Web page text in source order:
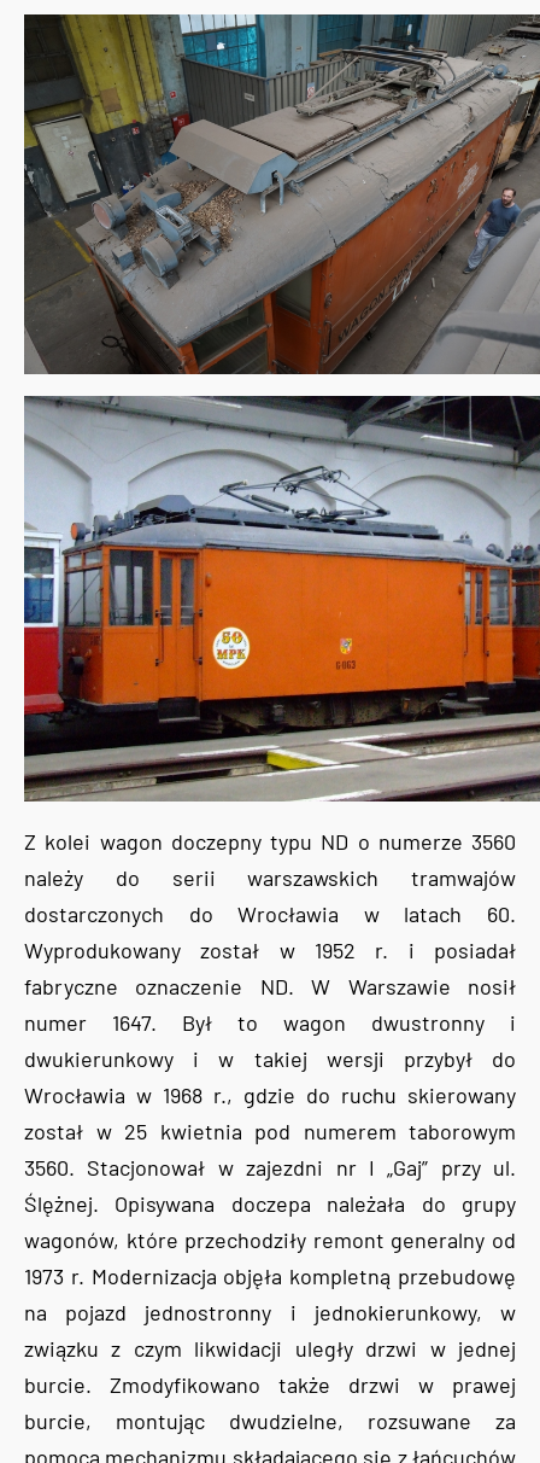
Z kolei wagon doczepny typu ND o numerze 3560
należy do serii warszawskich tramwajów
dostarczonych do Wrocławia w latach 60.
Wyprodukowany został w 1952 r. i posiadał
fabryczne oznaczenie ND. W Warszawie nosił
numer 1647. Był to wagon dwustronny i
dwukierunkowy i w takiej wersji przybył do
Wrocławia w 1968 r., gdzie do ruchu skierowany
został w 25 kwietnia pod numerem taborowym
3560. Stacjonował w zajezdni nr I „Gaj” przy ul.
Ślężnej. Opisywana doczepa należała do grupy
wagonów, które przechodziły remont generalny od
1973 r. Modernizacja objęła kompletną przebudowę
na pojazd jednostronny i jednokierunkowy, w
związku z czym likwidacji uległy drzwi w jednej
burcie. Zmodyfikowano także drzwi w prawej
burcie, montując dwudzielne, rozsuwane za
pomocą mechanizmu składającego się z łańcuchów